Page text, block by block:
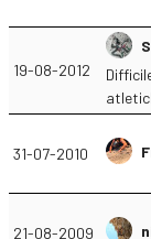
19-08-2012
31-07-2010
21-08-2009